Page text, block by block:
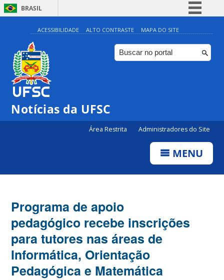
BRASIL
Simplifique!
Comunica BR
Participe
ACESSIBILIDADE ALTO CONTRASTE MAPA DO SITE
Notícias da UFSC
Área Restrita Administradores do Site
MENU
Programa de apoio
pedagógico recebe inscrições
para tutores nas áreas de
Informática, Orientação
Pedagógica e Matemática